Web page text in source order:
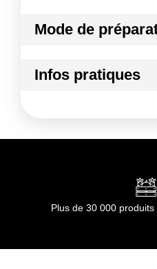
Mélange de D-
Mode de
réduite ou sans sucres
Infos pratiques
Conformément aux
Plus de 30 000